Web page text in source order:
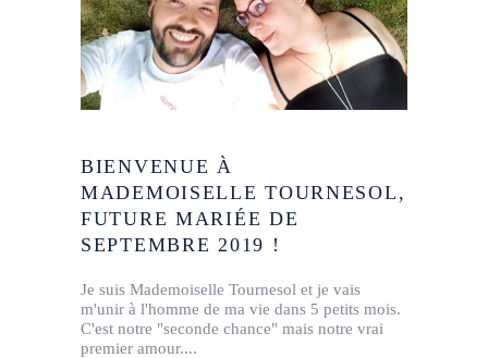
BIENVENUE À
MADEMOISELLE TOURNESOL,
FUTURE MARIÉE DE
SEPTEMBRE 2019 !
Je suis Mademoiselle Tournesol et je vais
m'unir à l'homme de ma vie dans 5 petits mois.
C'est notre "seconde chance" mais notre vrai
premier amour.